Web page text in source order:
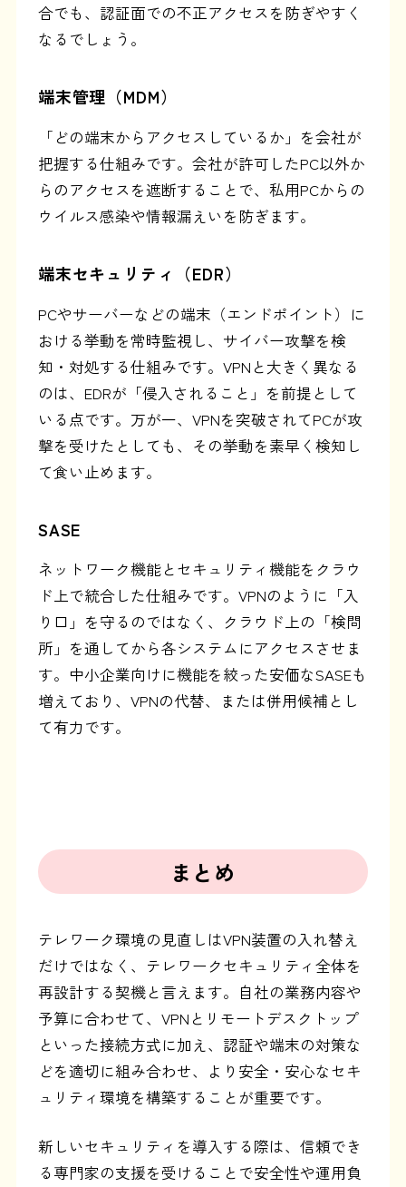
合でも、認証面での不正アクセスを防ぎやすく
なるでしょう。
端末管理（MDM）
「どの端末からアクセスしているか」を会社が
把握する仕組みです。会社が許可したPC以外か
らのアクセスを遮断することで、私用PCからの
ウイルス感染や情報漏えいを防ぎます。
端末セキュリティ（EDR）
PCやサーバーなどの端末（エンドポイント）に
おける挙動を常時監視し、サイバー攻撃を検
知・対処する仕組みです。VPNと大きく異なる
のは、EDRが「侵入されること」を前提として
いる点です。万が一、VPNを突破されてPCが攻
撃を受けたとしても、その挙動を素早く検知し
て食い止めます。
SASE
ネットワーク機能とセキュリティ機能をクラウ
ド上で統合した仕組みです。VPNのように「入
り口」を守るのではなく、クラウド上の「検問
所」を通してから各システムにアクセスさせま
す。中小企業向けに機能を絞った安価なSASEも
増えており、VPNの代替、または併用候補とし
て有力です。
まとめ
テレワーク環境の見直しはVPN装置の入れ替え
だけではなく、テレワークセキュリティ全体を
再設計する契機と言えます。自社の業務内容や
予算に合わせて、VPNとリモートデスクトップ
といった接続方式に加え、認証や端末の対策な
どを適切に組み合わせ、より安全・安心なセキ
ュリティ環境を構築することが重要です。
新しいセキュリティを導入する際は、信頼でき
る専門家の支援を受けることで安全性や運用負